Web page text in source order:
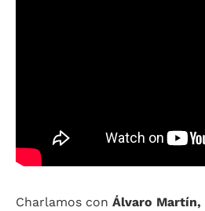
Charlamos con Álvaro Martín,